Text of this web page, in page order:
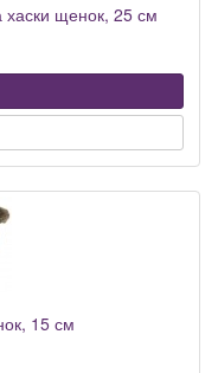
хаски щенок, 25 см
15 см